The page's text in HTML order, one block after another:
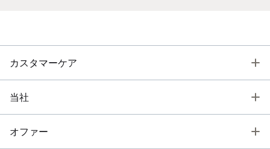
カスタマーケア
当社
オファー